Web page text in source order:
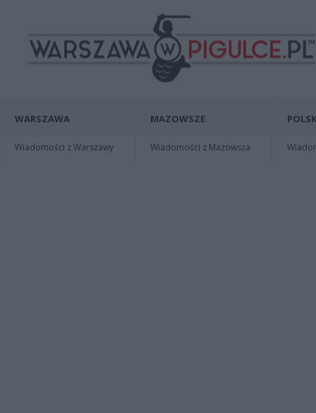
WARSZAWA
Wiadomości z Warszawy
MAZOWSZE
Wiadomości z Mazowsza